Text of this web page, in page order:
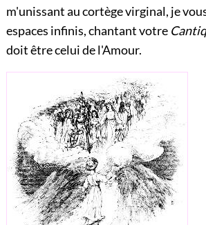
m'unissant au cortège virginal, je
espaces infinis, chantant votre
doit être celui de l'Amour.